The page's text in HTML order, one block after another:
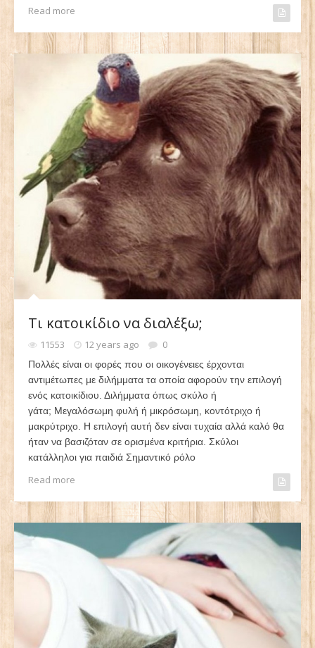
Read more
Τι κατοικίδιο να διαλέξω;
11553 12 years ago 0
Πολλές είναι οι φορές που οι οικογένειες έρχονται
αντιμέτωπες με διλήμματα τα οποία αφορούν την επιλογή
ενός κατοικίδιου. Διλήμματα όπως σκύλο ή
γάτα; Μεγαλόσωμη φυλή ή μικρόσωμη, κοντότριχο ή
μακρύτριχο. Η επιλογή αυτή δεν είναι τυχαία αλλά καλό θα
ήταν να βασιζόταν σε ορισμένα κριτήρια. Σκύλοι
κατάλληλοι για παιδιά Σημαντικό ρόλο
Read more